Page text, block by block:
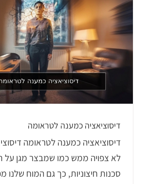
דיסוציאציה כמענה לטראומה
דיסוציאציה כמענה לטראומה
לא צפויה ממש כמו שמבצר מגן על
סכנות חיצוניות, כך גם המוח שלנו